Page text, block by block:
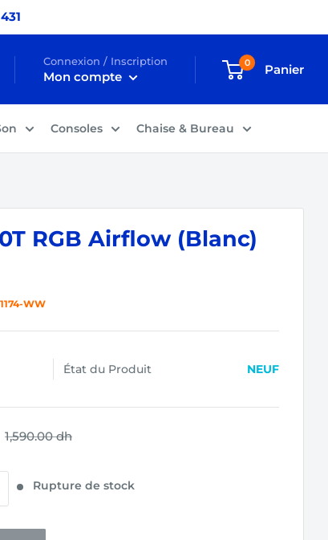
Connexion / Inscription
Mon compte
0 Panier
Consoles Chaise & Bureau
RGB Airflow (Blanc)
WW
État du Produit NEUF
Prix
normal
1,590.00 dh
Rupture de stock